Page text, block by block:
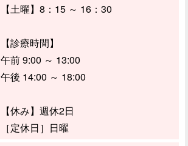
【土曜】8：15 ～ 16：30
【診療時間】
午前 9:00 ～ 13:00
午後 14:00 ～ 18:00
【休み】週休2日
［定休日］日曜